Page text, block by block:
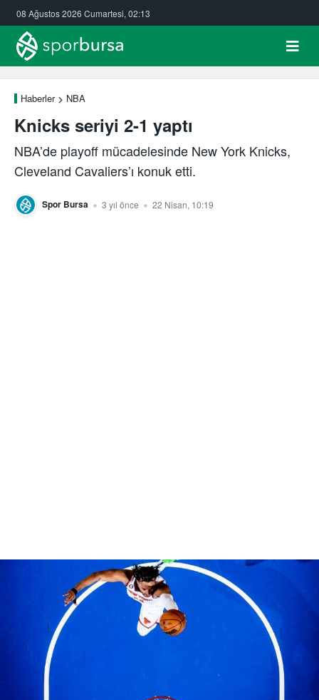
08 Ağustos 2026 Cumartesi, 02:13
Haberler NBA
Knicks seriyi 2-1 yaptı
NBA’de playoff mücadelesinde New York Knicks,
Cleveland Cavaliers’ı konuk etti.
Spor Bursa 3 yıl önce 22 Nisan, 10:19